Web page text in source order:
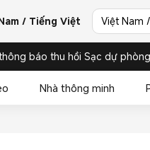
/ Tiếng Việt Việt Nam
báo thu hồi Sạc dự
Nhà thông minh